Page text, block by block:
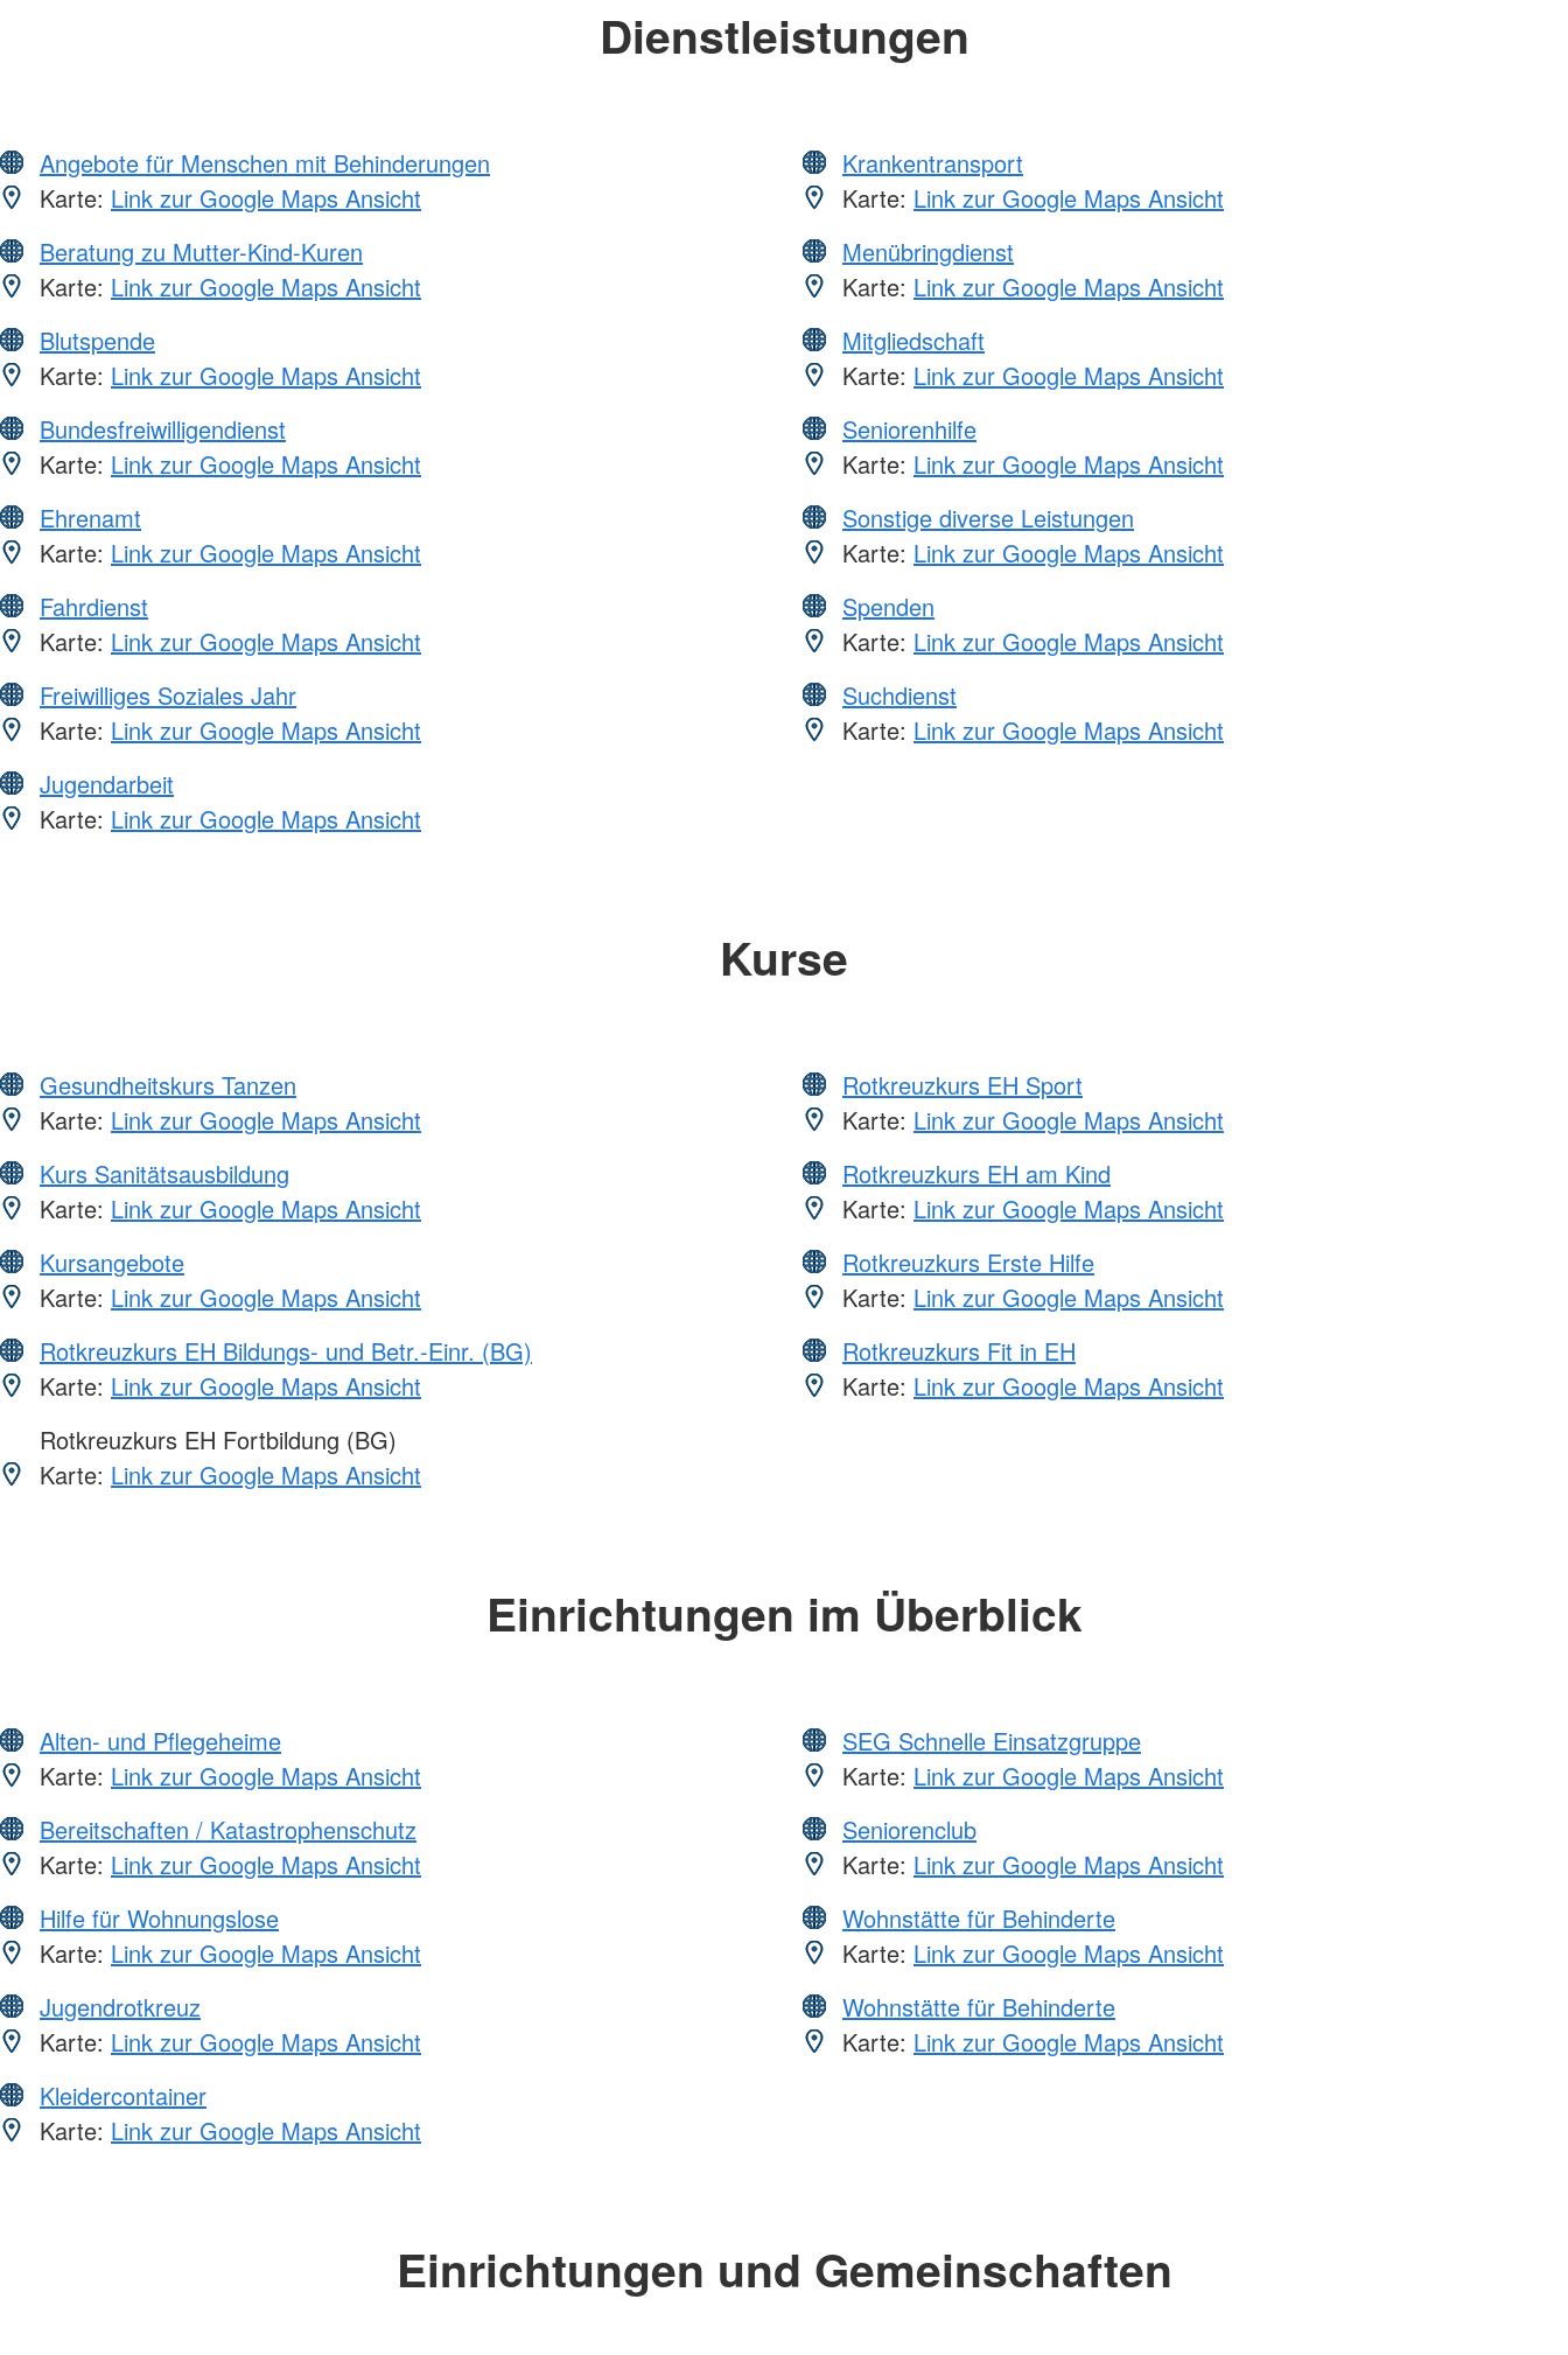
Dienstleistungen
Angebote für Menschen mit Behinderungen
Karte: Link zur Google Maps Ansicht
Beratung zu Mutter-Kind-Kuren
Karte: Link zur Google Maps Ansicht
Blutspende
Karte: Link zur Google Maps Ansicht
Bundesfreiwilligendienst
Karte: Link zur Google Maps Ansicht
Ehrenamt
Karte: Link zur Google Maps Ansicht
Fahrdienst
Karte: Link zur Google Maps Ansicht
Freiwilliges Soziales Jahr
Karte: Link zur Google Maps Ansicht
Jugendarbeit
Karte: Link zur Google Maps Ansicht
Krankentransport
Karte: Link zur Google Maps Ansicht
Menübringdienst
Karte: Link zur Google Maps Ansicht
Mitgliedschaft
Karte: Link zur Google Maps Ansicht
Seniorenhilfe
Karte: Link zur Google Maps Ansicht
Sonstige diverse Leistungen
Karte: Link zur Google Maps Ansicht
Spenden
Karte: Link zur Google Maps Ansicht
Suchdienst
Karte: Link zur Google Maps Ansicht
Kurse
Gesundheitskurs Tanzen
Karte: Link zur Google Maps Ansicht
Kurs Sanitätsausbildung
Karte: Link zur Google Maps Ansicht
Kursangebote
Karte: Link zur Google Maps Ansicht
Rotkreuzkurs EH Bildungs- und Betr.-Einr. (BG)
Karte: Link zur Google Maps Ansicht
Rotkreuzkurs EH Fortbildung (BG)
Karte: Link zur Google Maps Ansicht
Rotkreuzkurs EH Sport
Karte: Link zur Google Maps Ansicht
Rotkreuzkurs EH am Kind
Karte: Link zur Google Maps Ansicht
Rotkreuzkurs Erste Hilfe
Karte: Link zur Google Maps Ansicht
Rotkreuzkurs Fit in EH
Karte: Link zur Google Maps Ansicht
Einrichtungen im Überblick
Alten- und Pflegeheime
Karte: Link zur Google Maps Ansicht
Bereitschaften / Katastrophenschutz
Karte: Link zur Google Maps Ansicht
Hilfe für Wohnungslose
Karte: Link zur Google Maps Ansicht
Jugendrotkreuz
Karte: Link zur Google Maps Ansicht
Kleidercontainer
Karte: Link zur Google Maps Ansicht
SEG Schnelle Einsatzgruppe
Karte: Link zur Google Maps Ansicht
Seniorenclub
Karte: Link zur Google Maps Ansicht
Wohnstätte für Behinderte
Karte: Link zur Google Maps Ansicht
Wohnstätte für Behinderte
Karte: Link zur Google Maps Ansicht
Einrichtungen und Gemeinschaften